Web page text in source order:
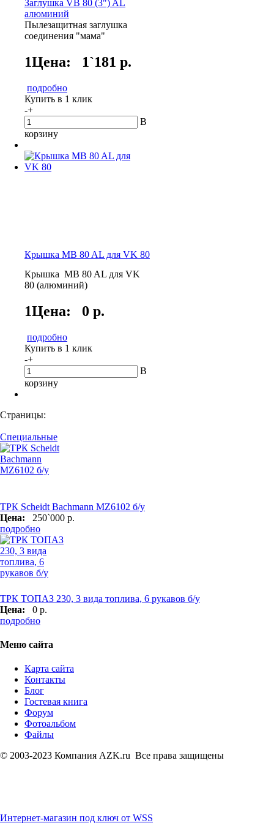
Заглушка VB 80 (3") AL
алюминий
Пылезащитная заглушка
соединения "мама"
1Цена: 1`181 р.
подробно
Купить в 1 клик
-+
В
корзину
Крышка MB 80 AL для VK 80
Крышка MB 80 AL для VK
80 (алюминий)
1Цена: 0 р.
подробно
Купить в 1 клик
-+
В
корзину
Страницы:
Специальные
ТРК Scheidt Bachmann MZ6102 б/у
Цена:
250`000 р.
подробно
ТРК ТОПАЗ 230, 3 вида топлива, 6 рукавов б/у
Цена:
0 р.
подробно
Меню сайта
Карта сайта
Контакты
Блог
Гостевая книга
Форум
Фотоальбом
Файлы
© 2003-2023 Компания AZK.ru Все права защищены
Интернет-магазин под ключ от WSS